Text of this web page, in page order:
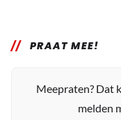
PRAAT MEE!
Meepraten? Dat
melden